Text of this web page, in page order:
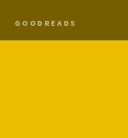
GOODREADS